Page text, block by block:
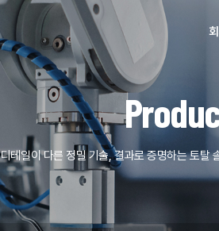
디테일이 다른 정밀 기술, 결과로 증명하는 토탈